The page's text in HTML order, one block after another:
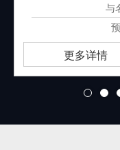
与
更多详情
3 4